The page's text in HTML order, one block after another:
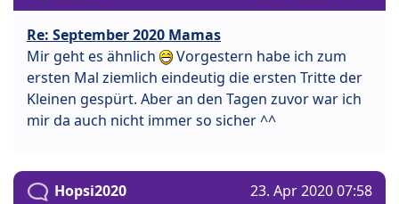
Re: September 2020 Mamas
Mir geht es ähnlich
Vorgestern habe ich zum
ersten Mal ziemlich eindeutig die ersten Tritte der
Kleinen gespürt. Aber an den Tagen zuvor war ich
mir da auch nicht immer so sicher ^^
Hopsi2020 23. Apr 2020 07:58